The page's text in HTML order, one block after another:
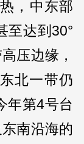
，中东部
至达到30°
压边缘，
北一带仍
年第4号台
南沿海的